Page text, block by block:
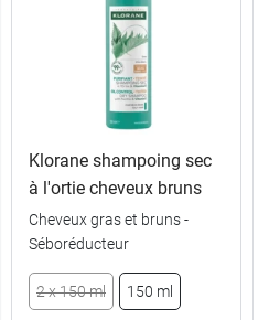
Klorane shampoing sec
à l'ortie cheveux bruns
Cheveux gras et bruns -
Séboréducteur
2 x 150 ml 150 ml